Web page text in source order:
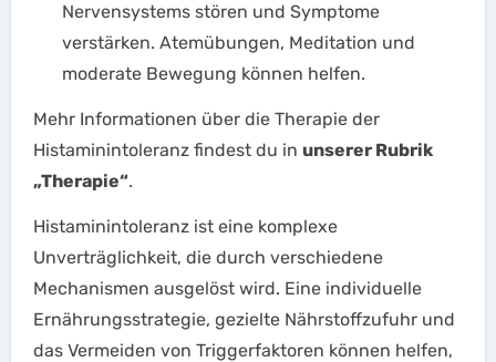
Nervensystems stören und Symptome
verstärken. Atemübungen, Meditation und
moderate Bewegung können helfen.
Mehr Informationen über die Therapie der
Histaminintoleranz findest du in unserer Rubrik
„Therapie“.
Histaminintoleranz ist eine komplexe
Unverträglichkeit, die durch verschiedene
Mechanismen ausgelöst wird. Eine individuelle
Ernährungsstrategie, gezielte Nährstoffzufuhr und
das Vermeiden von Triggerfaktoren können helfen,